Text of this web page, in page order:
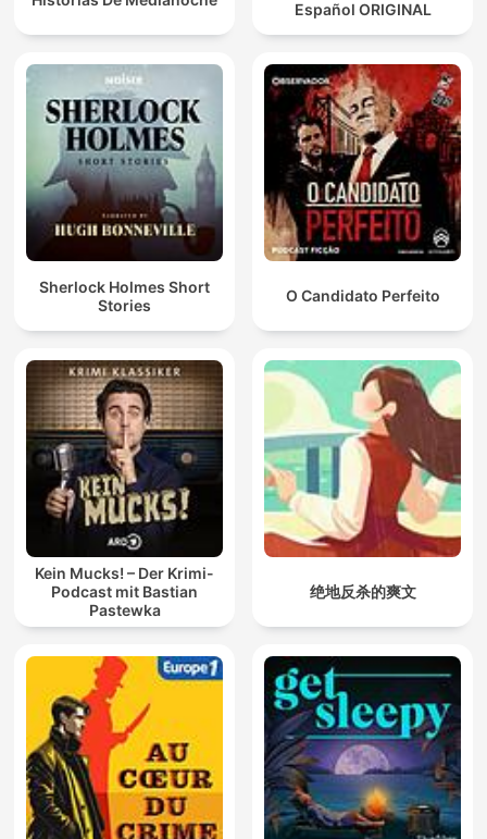
Español ORIGINAL
Sherlock Holmes Short
Stories
O Candidato Perfeito
Kein Mucks! – Der Krimi-
Podcast mit Bastian
Pastewka
绝地反杀的爽文